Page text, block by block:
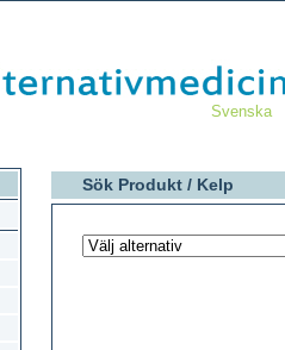
Svenska
Sök Produkt / Kelp